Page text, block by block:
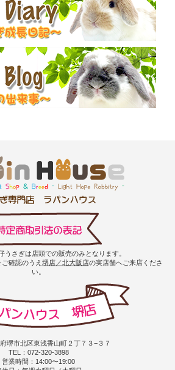
うさぎは店頭での販売のみとなります。
確認のうえ 堺店／北大阪店の実店舗へご来店くださ
い。
堺市北区東浅香山町２丁７３−３７
TEL：072-320-3898
営業時間：14:00〜19:00